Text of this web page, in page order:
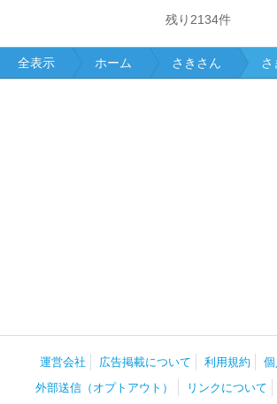
残り2134件
全表示 ホーム さきさん
運営会社 広告掲載について 利用規約
外部送信（オプトアウト）
リンクについて